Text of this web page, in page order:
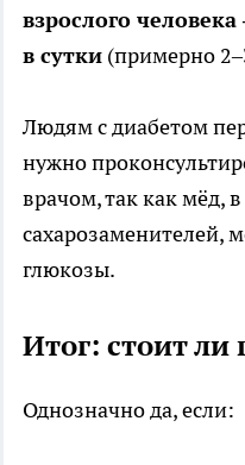
взрослого
в сутки (примерно
Людям с диабетом
нужно
врачом, так как мёд,
сахарозаменителей,
глюкозы.
Итог: стоит ли
Однозначно да, если: